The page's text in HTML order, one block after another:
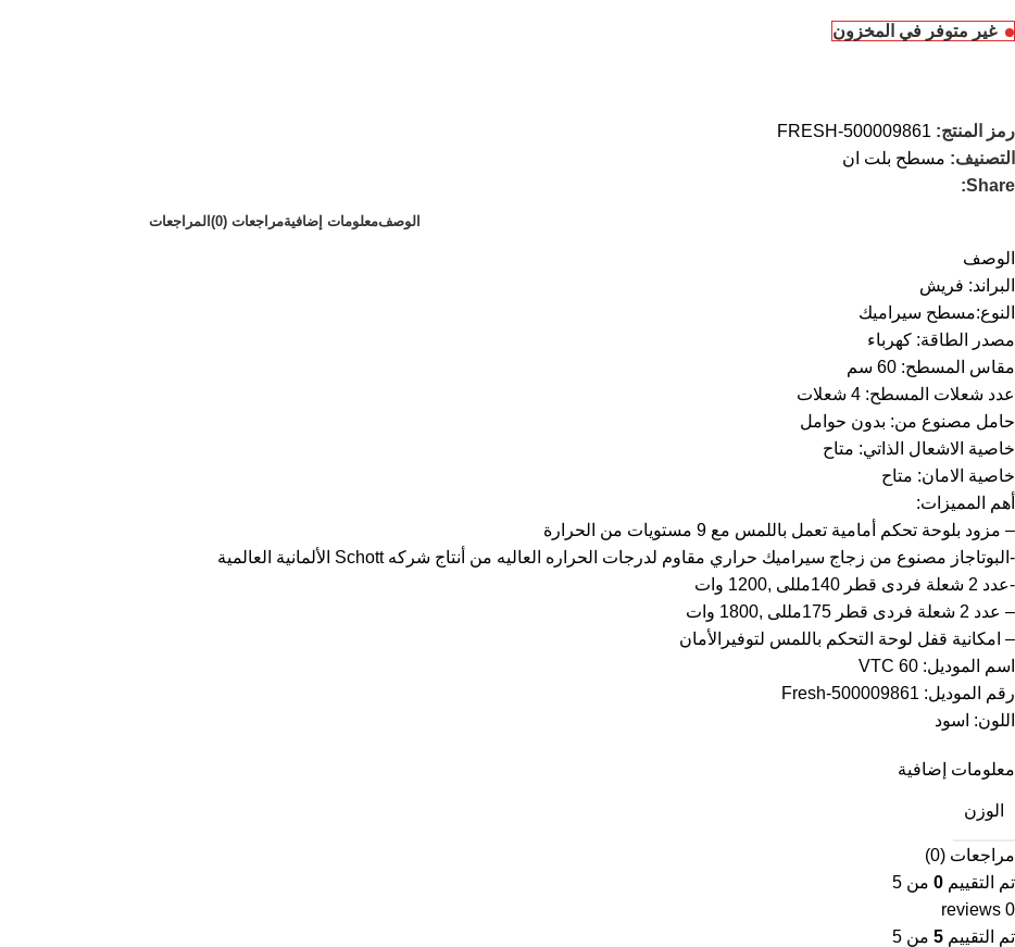
غير متوفر في المخزون
رمز المنتج: FRESH-500009861
التصنيف: مسطح بلت ان
Share:
الوصفمعلومات إضافيةمراجعات (0) المراجعات
الوصف
البراند: فريش
النوع:مسطح سيراميك
مصدر الطاقة: كهرباء
مقاس المسطح: 60 سم
عدد شعلات المسطح: 4 شعلات
حامل مصنوع من: بدون حوامل
خاصية الاشعال الذاتي: متاح
خاصية الامان: متاح
أهم المميزات:
– مزود بلوحة تحكم أمامية تعمل باللمس مع 9 مستويات من الحرارة
-البوتاجاز مصنوع من زجاج سيراميك حراري مقاوم لدرجات الحراره العاليه من أنتاج شركه Schott الألمانية العالمية
-عدد 2 شعلة فردى قطر 140مللى ,1200 وات
– عدد 2 شعلة فردى قطر 175مللى ,1800 وات
– امكانية قفل لوحة التحكم باللمس لتوفيرالأمان
اسم الموديل: VTC 60
رقم الموديل: Fresh-500009861
اللون: اسود
معلومات إضافية
الوزن
مراجعات (0)
تم التقييم 0 من 5
0 reviews
تم التقييم 5 من 5